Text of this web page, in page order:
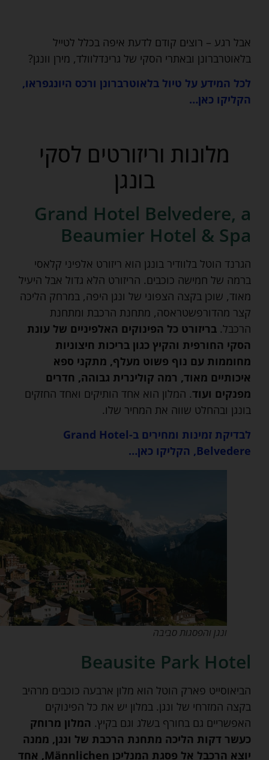
אבל רגע – רוצים קודם לדעת איפה בכלל לטייל
בלאוטרברונן ובאתרי הסקי של גרינדלוולד, מירן וונגן?
לכל המידע על טיול בלאוטרברונן ורכס היונגפראו,
הקליקו כאן…
מלונות וריזורטים לסקי
בונגן
Grand Hotel Belvedere, a
Beaumier Hotel & Spa
הגרנד הוטל בלוודיר בונגן הוא ריזורט אלפיני קלאסי
ברמה של חמישה כוכבים. הריזורט הלא גדול אבל היעיל
מאוד, שוכן בקצה הצפוני של ונגן היפה, במרחק הליכה
קצר מהדורפשטראסה, מתחנת הרכבת ומתחנת
הרכבל.בריזורט כל הפינוקים האלפיניים של עונת
הסקי החורפית והקיץ כגון בריכות חיצוניות
מחוממות עם נוף פשוט מעלף, מתקני ספא
איכותיים מאוד, רמה קולינרית גבוהה, חדרים
מפנקים ועוד. המלון הוא אחד הותיקים ואחד החזקים
בונגן ובהחלט שווה את המחיר שלו.
לבדיקת זמינות ומחירים ב-Grand Hotel
Belvedere, הקליקו כאן…
ונגן והפסגות סביבה
Beausite Park Hotel
הביאוסייט פארק הוטל הוא מלון ארבעה כוכבים מרהיב
בקצה המזרחי של ונגן. במלון יש את כל הפינוקים
האפשריים גם בחורף בשלג וגם בקיץ.המלון מרוחק
כעשר דקות הליכה מתחנת הרכבת של ונגן, ממנה
יוצא הרכבל אל פסגת המנליכן Männlichen, אחד